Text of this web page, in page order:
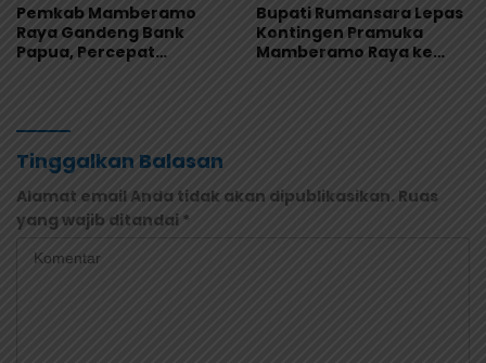
Pemkab Mamberamo
Raya Gandeng Bank
Papua, Percepat
Bupati Rumansara Lepas
Kontingen Pramuka
Mamberamo Raya ke
Tinggalkan Balasan
Alamat email Anda tidak akan dipublikasikan. Ruas
yang wajib ditandai *